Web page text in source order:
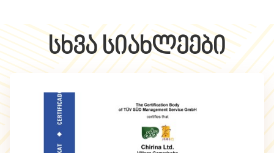
სხვა სიახლეები